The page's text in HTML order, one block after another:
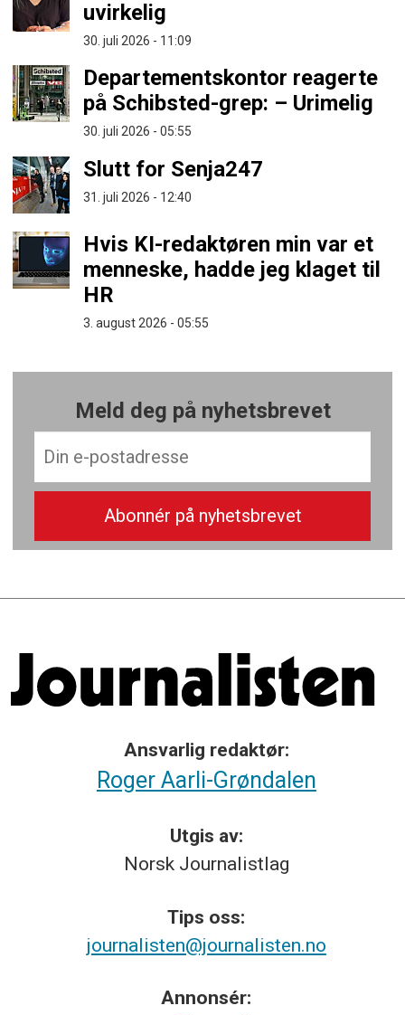
uvirkelig
30. juli 2026 - 11:09
Departementskontor reagerte
på Schibsted-grep: – Urimelig
30. juli 2026 - 05:55
Slutt for Senja247
31. juli 2026 - 12:40
Hvis KI-redaktøren min var et
menneske, hadde jeg klaget til
HR
3. august 2026 - 05:55
Meld deg på nyhetsbrevet
Ansvarlig redaktør:
Roger Aarli-Grøndalen
Utgis av:
Norsk Journalistlag
Tips oss:
journalisten@journalisten.no
Annonsér: